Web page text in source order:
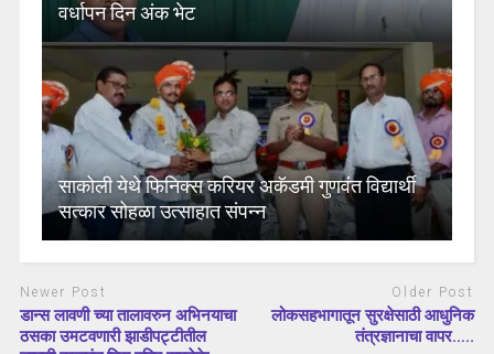
वर्धापन दिन अंक भेट
साकोली येथे फिनिक्स करियर अकॅडमी गुणवंत विद्यार्थी
सत्कार सोहळा उत्साहात संपन्न
Newer Post
डान्स लावणी च्या तालावरुन अभिनयाचा
ठसका उमटवणारी झाडीपट्टीतील
Older Post
लोकसहभागातून सुरक्षेसाठी आधुनिक
तंत्रज्ञानाचा वापर…..